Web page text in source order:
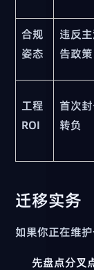
合规
姿态
违反
告政策
工程
ROI
首次
转负
迁移实务
如果你正在维
先盘点分叉